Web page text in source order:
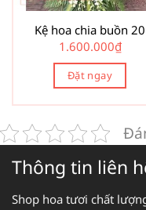
Kệ hoa chia buồn 20
1.600.000₫
Đặt ngay
Thông tin liên
Shop hoa tươi chất